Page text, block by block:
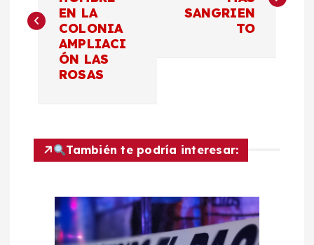
v
c
EN LA
COLONIA
AMPLIACI
ÓN LAS
ROSAS
SANGRIEN
TO
También te podría interesar: